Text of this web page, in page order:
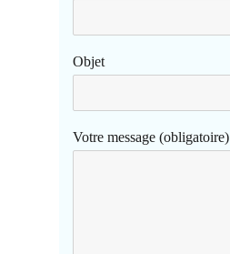
Objet
Votre message (obligatoire)